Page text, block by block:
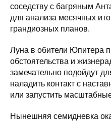
соседству с багряным
для анализа месячных
грандиозных планов.
Луна в обители Юпитера
обстоятельства и
замечательно подойдут
наладить контакт с
или запустить
Нынешняя семидневка